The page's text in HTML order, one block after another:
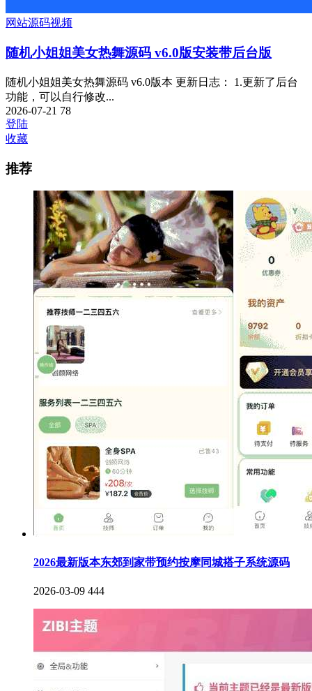
网站源码视频
随机小姐姐美女热舞源码 v6.0版安装带后台版
随机小姐姐美女热舞源码 v6.0版本 更新日志： 1.更新了后台
功能，可以自行修改...
2026-07-21 78
登陆
收藏
推荐
2026最新版本东郊到家带预约按摩同城搭子系统源码
2026-03-09 444